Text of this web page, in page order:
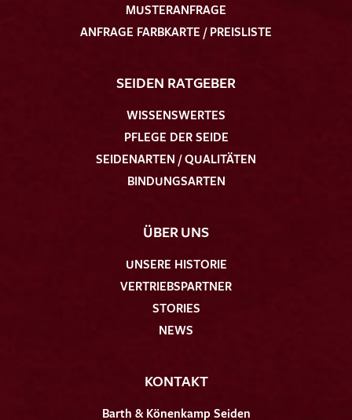
MUSTERANFRAGE
ANFRAGE FARBKARTE / PREISLISTE
SEIDEN RATGEBER
WISSENSWERTES
PFLEGE DER SEIDE
SEIDENARTEN / QUALITÄTEN
BINDUNGSARTEN
ÜBER UNS
UNSERE HISTORIE
VERTRIEBSPARTNER
STORIES
NEWS
KONTAKT
Barth & Könenkamp Seiden